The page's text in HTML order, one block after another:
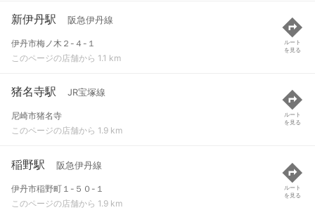
新伊丹駅 阪急伊丹線
伊丹市梅ノ木２-４-１
このページの店舗から 1.1 km
ルート
を見る
猪名寺駅 JR宝塚線
尼崎市猪名寺
このページの店舗から 1.9 km
ルート
を見る
稲野駅 阪急伊丹線
伊丹市稲野町１-５０-１
このページの店舗から 1.9 km
ルート
を見る